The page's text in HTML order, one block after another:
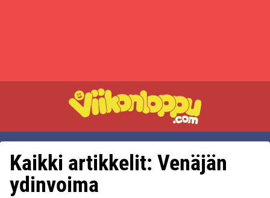
Kaikki artikkelit: Venäjän
ydinvoima